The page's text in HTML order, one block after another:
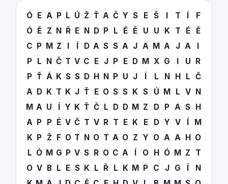
Ó E A P L Ú Ž Ť A Č Y S E Š I T Í
F
Ó Ě Z N Ř E N D P L É Ě U U K T É
Ě
C P M Z I Í D A S S A J A M A J A
I
P L N Č T V C E J P E D M X G I U R
P Ť Á K S S D H N P U J Í L N H L Č
A D K T K J Ť E O S S K S Ú M L V N
M A U Í Y K Ť Č L D D M Z D P A S H
A P P É V Č T V R T E K E D Y V Í
M
K P Ž F O T N O T A O Z Y O A A H O
L Ó M G P V S R O C A Í O H Ó M Z
T
O V B L E S K L Ř L K M P C J G Í
N